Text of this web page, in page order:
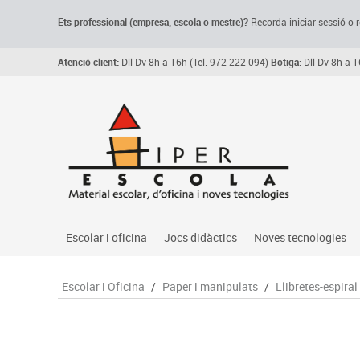
Ets professional (empresa, escolao mestre)? Recorda iniciar sessió o
Atenció client: Dll-Dv 8h a 16h (Tel. 972 222 094)Botiga: Dll-Dv 8h a
Escolar i oficina
Arxiu, carpetes i classificadors
Jocs didàctics
Primeres edats
Noves tecnologies
Audio
Escolar i Oficina / Paper i manipulats / Llibretes-